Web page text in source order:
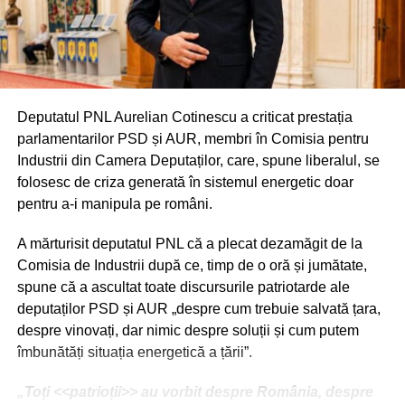
SALVAMONT
SOCIAL
URMATOAREA
Accident cu doi morți și doi răniți pe DN 7, în
județul Argeș
NU RATAȚI
Trei băieți, reținuți pentru viol și pornografie
infantilă. Victima are 11 ani
Deputatul PNL Aurelian Cotinescu a criticat prestația
parlamentarilor PSD și AUR, membri în Comisia pentru
Industrii din Camera Deputaților, care, spune liberalul, se
folosesc de criza generată în sistemul energetic doar
pentru a-i manipula pe români.
A mărturisit deputatul PNL că a plecat dezamăgit de la
Comisia de Industrii după ce, timp de o oră și jumătate,
spune că a ascultat toate discursurile patriotarde ale
deputaților PSD și AUR „despre cum trebuie salvată țara,
despre vinovați, dar nimic despre soluții și cum putem
îmbunătăți situația energetică a țării”.
„Toți <<patrioții>> au vorbit despre România, despre